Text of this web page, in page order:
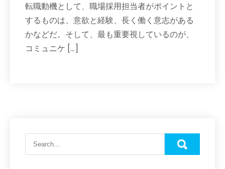
転職動機として、職場採用担当者がポイントと
するものは、意欲と経験、長く働く意志がある
かなどだ。そして、最も重要視しているのが、
コミュニケ […]